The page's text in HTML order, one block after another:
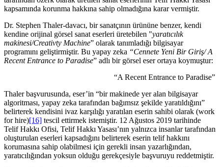
kapsamında korunma hakkına sahip olmadığına karar vermiştir.
Dr. Stephen Thaler-davacı, bir sanatçının ürününe benzer, kendi
kendine orijinal görsel sanat eserleri üretebilen "yaratıcılık
makinesi/Creativty Machine” olarak tanımladığı bilgisayar
programını geliştirmiştir. Bu yapay zeka “Cennete Yeni Bir Giriş/ A
Recent Entrance to Paradise” adlı bir görsel eser ortaya koymuştur:
“A Recent Entrance to Paradise”
Thaler başvurusunda, eser’in “bir makinede yer alan bilgisayar
algoritması, yapay zeka tarafından bağımsız şekilde yaratıldığını”
belirterek kendisini ivaz karşılığı yaratılan eserin sahibi olarak (work
for hire)[16] tescil ettirmek istemiştir. 12 Ağustos 2019 tarihinde
Telif Hakkı Ofisi, Telif Hakkı Yasası’nın yalnızca insanlar tarafından
oluşturulan eserleri kapsadığını belirterek eserin telif hakkını
korumasına sahip olabilmesi için gerekli insan yazarlığından,
yaratıcılığından yoksun olduğu gerekçesiyle başvuruyu reddetmiştir.